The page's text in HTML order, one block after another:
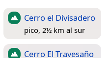
Cerro el Divisadero
pico, 2½ km al sur
Cerro El Travesaño